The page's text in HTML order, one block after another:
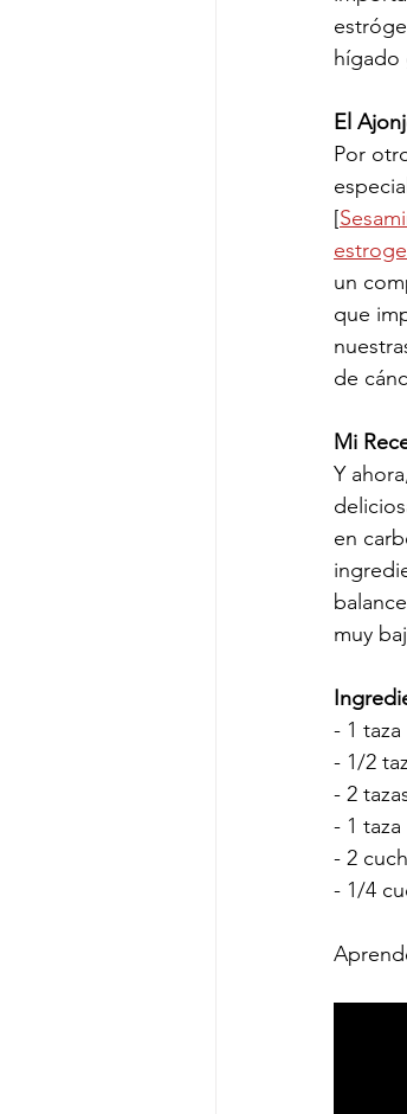
hígado
El
Por
[
un
que
de
Mi
Y
en
muy
- 1 taza
- 1/2
- 2
- 1 taza
- 2
- 1/4